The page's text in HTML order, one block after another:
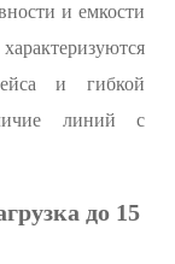
и емкости
и гибкой
линий с
до 15